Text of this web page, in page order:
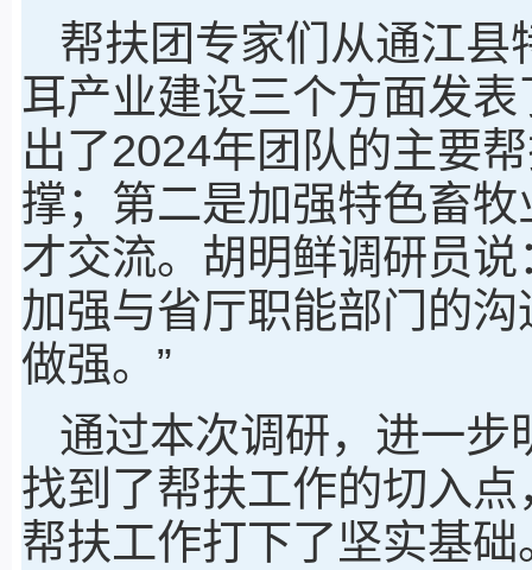
帮扶团专家们从通江
耳产业建设三个方面发
出了2024年团队的主要
撑；第二是加强特色畜
才交流。胡明鲜调研员
加强与省厅职能部门的
做强。”
通过本次调研，进一步
找到了帮扶工作的切入
帮扶工作打下了坚实基础